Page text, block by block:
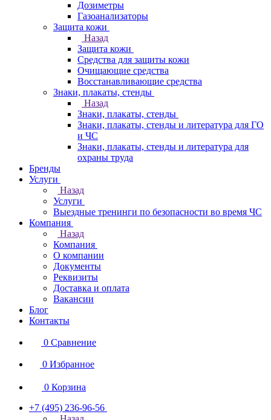
Дозиметры
Газоанализаторы
Защита кожи
Назад
Защита кожи
Средства для защиты кожи
Очищающие средства
Восстанавливающие средства
Знаки, плакаты, стенды
Назад
Знаки, плакаты, стенды
Знаки, плакаты, стенды и литература для ГО
и ЧС
Знаки, плакаты, стенды и литература для
охраны труда
Бренды
Услуги
Назад
Услуги
Выездные тренинги по безопасности во время ЧС
Компания
Назад
Компания
О компании
Документы
Реквизиты
Доставка и оплата
Вакансии
Блог
Контакты
0 Сравнение
0 Избранное
0 Корзина
+7 (495) 236-96-56